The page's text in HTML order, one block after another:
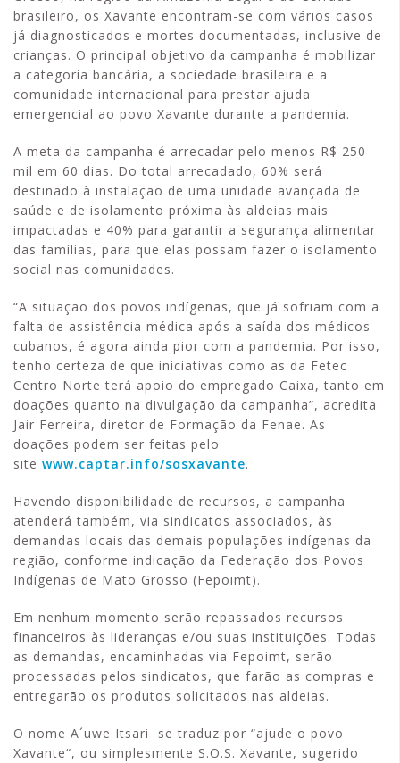
brasileiro, os Xavante encontram-se com vários casos
já diagnosticados e mortes documentadas, inclusive de
crianças. O principal objetivo da campanha é mobilizar
a categoria bancária, a sociedade brasileira e a
comunidade internacional para prestar ajuda
emergencial ao povo Xavante durante a pandemia.
A meta da campanha é arrecadar pelo menos R$ 250
mil em 60 dias. Do total arrecadado, 60% será
destinado à instalação de uma unidade avançada de
saúde e de isolamento próxima às aldeias mais
impactadas e 40% para garantir a segurança alimentar
das famílias, para que elas possam fazer o isolamento
social nas comunidades.
“A situação dos povos indígenas, que já sofriam com a
falta de assistência médica após a saída dos médicos
cubanos, é agora ainda pior com a pandemia. Por isso,
tenho certeza de que iniciativas como as da Fetec
Centro Norte terá apoio do empregado Caixa, tanto em
doações quanto na divulgação da campanha”, acredita
Jair Ferreira, diretor de Formação da Fenae. As
doações podem ser feitas pelo
site www.captar.info/sosxavante.
Havendo disponibilidade de recursos, a campanha
atenderá também, via sindicatos associados, às
demandas locais das demais populações indígenas da
região, conforme indicação da Federação dos Povos
Indígenas de Mato Grosso (Fepoimt).
Em nenhum momento serão repassados recursos
financeiros às lideranças e/ou suas instituições. Todas
as demandas, encaminhadas via Fepoimt, serão
processadas pelos sindicatos, que farão as compras e
entregarão os produtos solicitados nas aldeias.
O nome A´uwe Itsari se traduz por “ajude o povo
Xavante“, ou simplesmente S.O.S. Xavante, sugerido